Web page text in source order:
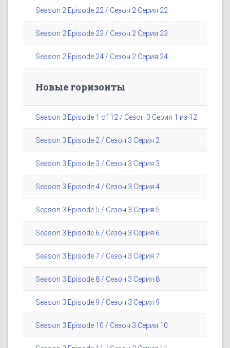
Season 2 Episode 22 / Сезон 2 Серия 22
Season 2 Episode 23 / Сезон 2 Серия 23
Season 2 Episode 24 / Сезон 2 Серия 24
Новые горизонты
Season 3 Episode 1 of 12 / Сезон 3 Серия 1 из 12
Season 3 Episode 2 / Сезон 3 Серия 2
Season 3 Episode 3 / Сезон 3 Серия 3
Season 3 Episode 4 / Сезон 3 Серия 4
Season 3 Episode 5 / Сезон 3 Серия 5
Season 3 Episode 6 / Сезон 3 Серия 6
Season 3 Episode 7 / Сезон 3 Серия 7
Season 3 Episode 8 / Сезон 3 Серия 8
Season 3 Episode 9 / Сезон 3 Серия 9
Season 3 Episode 10 / Сезон 3 Серия 10